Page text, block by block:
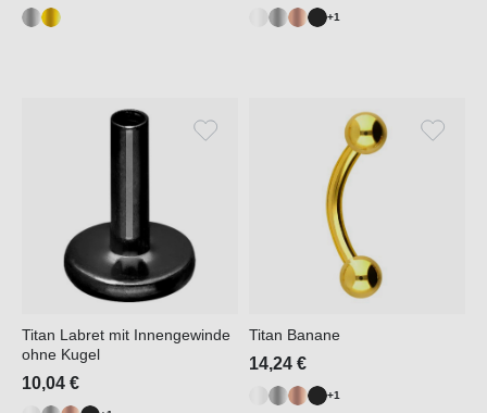
+1
Titan Labret mit Innengewinde
ohne Kugel
10,04 €
Titan Banane
14,24 €
+1